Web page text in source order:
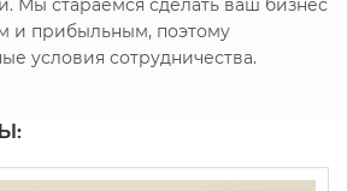
Мы стараемся сделать ваш бизнес
и прибыльным, поэтому
условия сотрудничества.